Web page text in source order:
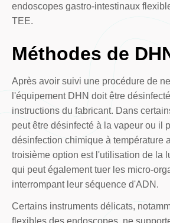
endoscopes gastro-intestinaux
TEE.
Méthodes de
Après avoir suivi une procédure de
l'équipement DHN doit être
instructions du fabricant. Dans
peut être désinfecté à la vapeur ou il
désinfection chimique à température
troisième option est l'utilisation de la
qui peut également tuer les micro-
interrompant leur séquence d'ADN.
Certains instruments délicats,